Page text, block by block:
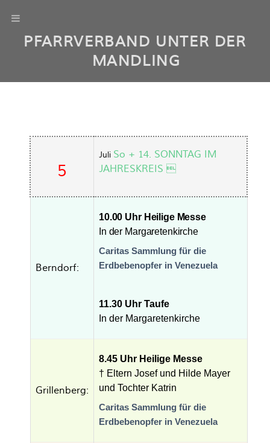
PFARRVERBAND UNTER DER
MANDLING
5
Juli So + 14. SONNTAG IM
JAHRESKREIS 
Berndorf:
10.00 Uhr Heilige Messe
In der Margaretenkirche
Caritas Sammlung für die
Erdbebenopfer in Venezuela
11.30 Uhr Taufe
In der Margaretenkirche
Grillenberg:
8.45 Uhr Heilige Messe
† Eltern Josef und Hilde Mayer
und Tochter Katrin
Caritas Sammlung für die
Erdbebenopfer in Venezuela